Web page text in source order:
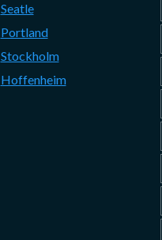
Seatle
Portland
Stockholm
Hoffenheim